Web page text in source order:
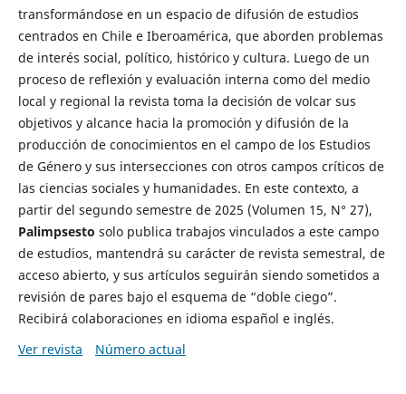
transformándose en un espacio de difusión de estudios
centrados en Chile e Iberoamérica, que aborden problemas
de interés social, político, histórico y cultura. Luego de un
proceso de reflexión y evaluación interna como del medio
local y regional la revista toma la decisión de volcar sus
objetivos y alcance hacia la promoción y difusión de la
producción de conocimientos en el campo de los Estudios
de Género y sus intersecciones con otros campos críticos de
las ciencias sociales y humanidades. En este contexto, a
partir del segundo semestre de 2025 (Volumen 15, N° 27),
Palimpsesto solo publica trabajos vinculados a este campo
de estudios, mantendrá su carácter de revista semestral, de
acceso abierto, y sus artículos seguirán siendo sometidos a
revisión de pares bajo el esquema de “doble ciego”.
Recibirá colaboraciones en idioma español e inglés.
Ver revista
Número actual